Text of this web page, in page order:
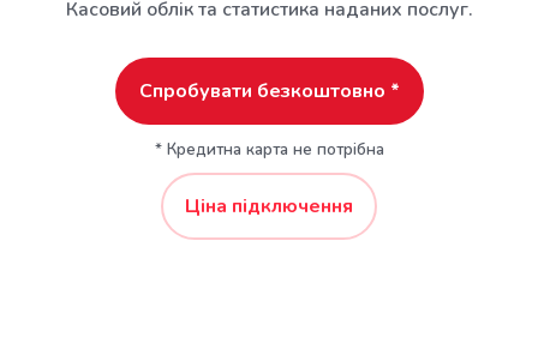
Касовий облік та статистика наданих послуг.
Спробувати безкоштовно *
* Кредитна карта не потрібна
Ціна підключення